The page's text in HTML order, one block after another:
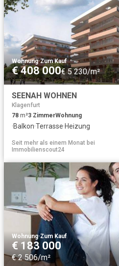
Wohnung·Zum Kauf
€ 408 000€ 5 230/m²
SEENAH WOHNEN
Klagenfurt
78 m²3 ZimmerWohnung
·Balkon·Terrasse·Heizung
Seit mehr als einem Monat bei
Immobilienscout24
Wohnung·Zum Kauf
€ 183 000
€ 2 506/m²